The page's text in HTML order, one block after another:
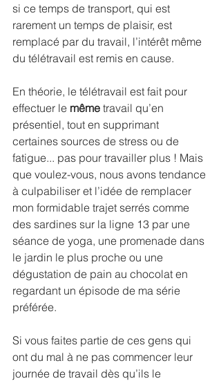
si ce temps de transport, qui est
rarement un temps de plaisir, est
remplacé par du travail, l’intérêt même
du télétravail est remis en cause.
En théorie, le télétravail est fait pour
effectuer le même travail qu’en
présentiel, tout en supprimant
certaines sources de stress ou de
fatigue... pas pour travailler plus ! Mais
que voulez-vous, nous avons tendance
à culpabiliser et l’idée de remplacer
mon formidable trajet serrés comme
des sardines sur la ligne 13 par une
séance de yoga, une promenade dans
le jardin le plus proche ou une
dégustation de pain au chocolat en
regardant un épisode de ma série
préférée.
Si vous faites partie de ces gens qui
ont du mal à ne pas commencer leur
journée de travail dès qu’ils le